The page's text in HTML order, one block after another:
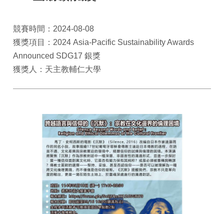
競賽時間：2024-08-08
獲獎項目：2024 Asia-Pacific Sustainability Awards
Announced SDG17 銀獎
獲獎人：天主教輔仁大學